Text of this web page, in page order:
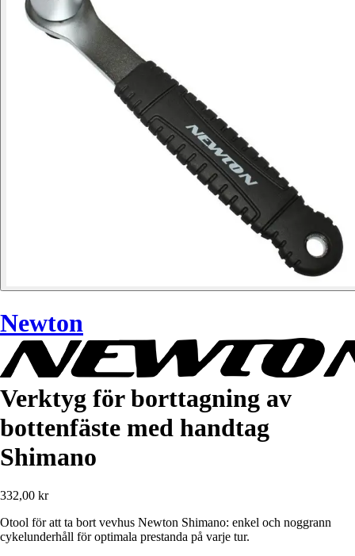
Newton
Verktyg för borttagning av
bottenfäste med handtag
Shimano
332,00 kr
Otool för att ta bort vevhus Newton Shimano: enkel och noggrann
cykelunderhåll för optimala prestanda på varje tur.